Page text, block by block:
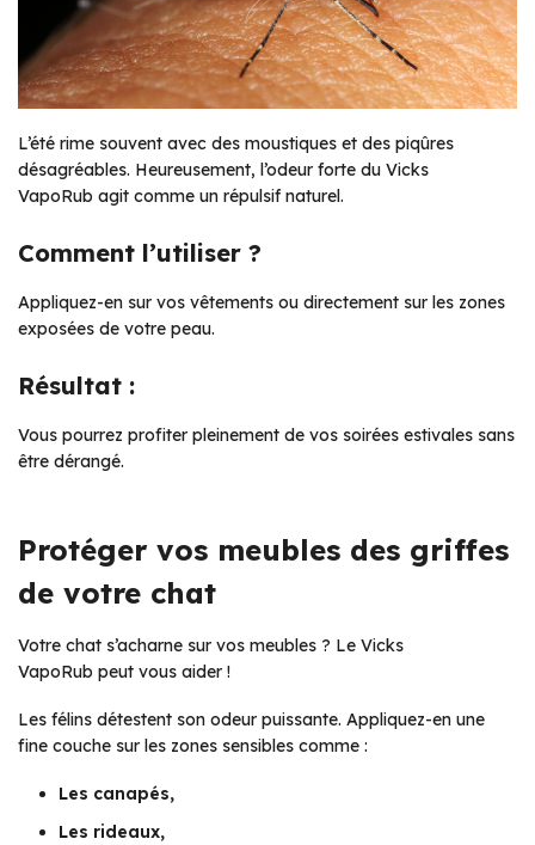
L’été rime souvent avec des moustiques et des piqûres
désagréables. Heureusement, l’odeur forte du Vicks
VapoRub agit comme un répulsif naturel.
Comment l’utiliser ?
Appliquez-en sur vos vêtements ou directement sur les zones
exposées de votre peau.
Résultat :
Vous pourrez profiter pleinement de vos soirées estivales sans
être dérangé.
Protéger vos meubles des griffes
de votre chat
Votre chat s’acharne sur vos meubles ? Le Vicks
VapoRub peut vous aider !
Les félins détestent son odeur puissante. Appliquez-en une
fine couche sur les zones sensibles comme :
Les canapés,
Les rideaux,